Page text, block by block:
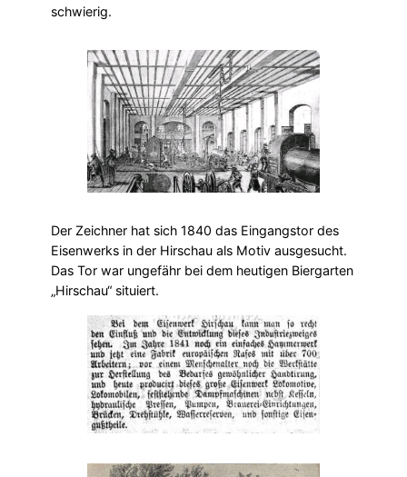
schwierig.
Der Zeichner hat sich 1840 das Eingangstor des
Eisenwerks in der Hirschau als Motiv ausgesucht.
Das Tor war ungefähr bei dem heutigen Biergarten
„Hirschau“ situiert.